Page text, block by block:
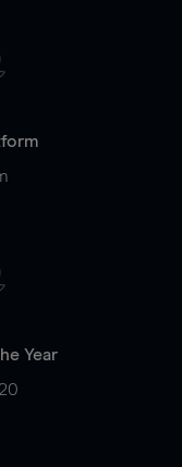
Year